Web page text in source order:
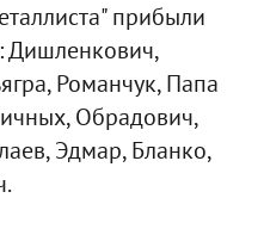
прибыли
Дишленкович,
Романчук, Папа
Обрадович,
Эдмар, Бланко,